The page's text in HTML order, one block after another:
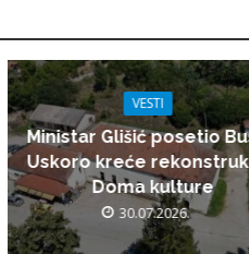
VESTI
Ministar Glišić posetio
Uskoro kreće
Doma kulture
30.07.2026.